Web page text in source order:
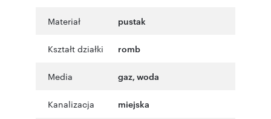
Materiał pustak
Kształt działki romb
Media gaz, woda
Kanalizacja miejska